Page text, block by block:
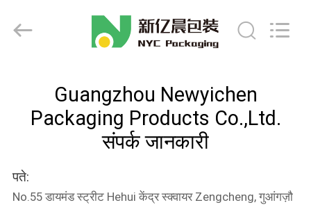
उत्पादों
हमारे
बारे
Co.,Ltd..
Guangzhou Newyichen
Packaging Products Co.,Ltd.
संपर्क जानकारी
पते:
No.55 डायमंड स्ट्रीट Hehui केंद्र स्क्वायर Zengcheng, गुआंगज़ौ